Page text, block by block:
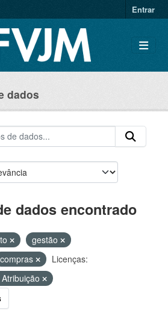
Entrar
dados
dados encontrado
gestão
compras
Licenças: